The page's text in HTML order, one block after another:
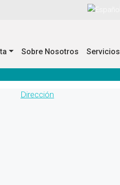
Sobre Nosotros Servicios
Dirección